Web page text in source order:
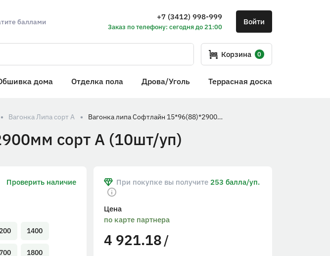
баллами
+7 (3412) 998-999
Заказ по телефону: сегодня до 21:00
Войти
Корзина 0
дома Отделка пола Дрова/Уголь Террасная доска
Вагонка Липа сорт А Вагонка липа Софтлайн 15*96(88)*2900мм сорт А (10шт/уп)
сорт А (10шт/уп)
Проверить наличие
1400
1800
При покупке вы получите 253 балла/уп.
Цена
по карте партнера
4 921.18/